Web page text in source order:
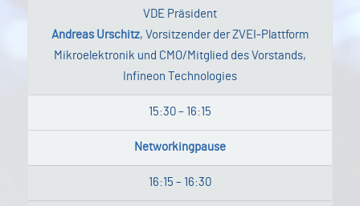
VDE Präsident
Andreas Urschitz, Vorsitzender der ZVEI-Plattform
Mikroelektronik und CMO/Mitglied des Vorstands,
Infineon Technologies
15:30 – 16:15
Networkingpause
16:15 – 16:30